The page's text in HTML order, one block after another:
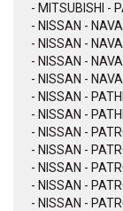
- MITSUBISHI -
- NISSAN -
- NISSAN -
- NISSAN -
- NISSAN -
- NISSAN -
- NISSAN -
- NISSAN -
- NISSAN -
- NISSAN -
- NISSAN -
- NISSAN -